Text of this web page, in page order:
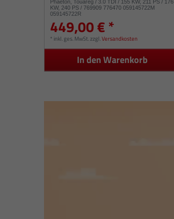
Phaeton, Touareg / 3.0 TDI / 155 KW, 211 PS / 176
KW, 240 PS / 769909 776470 059145722M
059145722R
449,00 € *
* inkl. ges. MwSt.zzgl.Versandkosten
In den Warenkorb